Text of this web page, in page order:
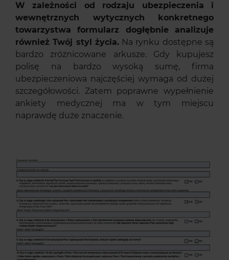
W zależności od rodzaju ubezpieczenia i
wewnętrznych wytycznych konkretnego
towarzystwa formularz dogłębnie analizuje
również Twój styl życia.Na rynku dostępne są
bardzo zróżnicowane arkusze. Gdy kupujesz
polisę na bardzo wysoką sumę, firma
ubezpieczeniowa najczęściej wymaga od dużej
szczegółowości. Zatem poprawne wypełnienie
ankiety medycznej ma w tym miejscu
naprawdę duże znaczenie.